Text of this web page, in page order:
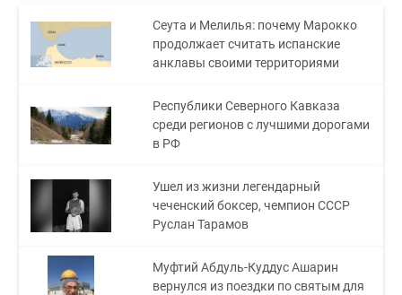
Сеута и Мелилья: почему Марокко
продолжает считать испанские
анклавы своими территориями
Республики Северного Кавказа
среди регионов с лучшими дорогами
в РФ
Ушел из жизни легендарный
чеченский боксер, чемпион СССР
Руслан Тарамов
Муфтий Абдуль-Куддус Ашарин
вернулся из поездки по святым для